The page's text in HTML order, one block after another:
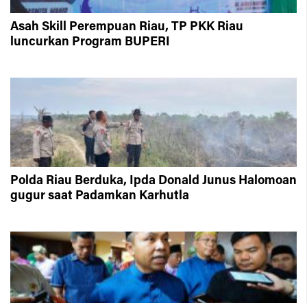
Asah Skill Perempuan Riau, TP PKK Riau
luncurkan Program BUPERI
Polda Riau Berduka, Ipda Donald Junus Halomoan
gugur saat Padamkan Karhutla